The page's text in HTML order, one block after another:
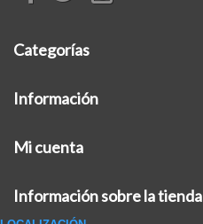
Categorías
Información
Mi cuenta
Información sobre la tienda